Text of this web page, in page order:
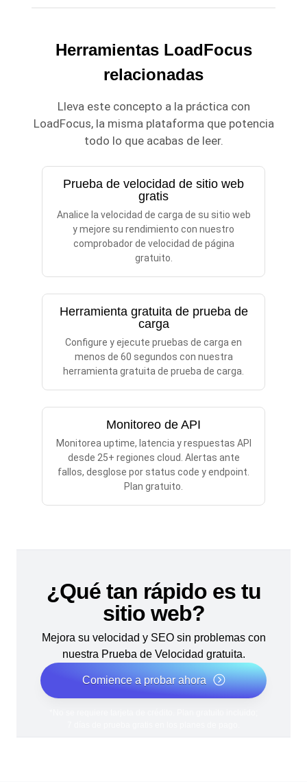
Herramientas LoadFocus
relacionadas
Lleva este concepto a la práctica con
LoadFocus, la misma plataforma que potencia
todo lo que acabas de leer.
Prueba de velocidad de sitio web
gratis
Analice la velocidad de carga de su sitio web
y mejore su rendimiento con nuestro
comprobador de velocidad de página
gratuito.
Herramienta gratuita de prueba de
carga
Configure y ejecute pruebas de carga en
menos de 60 segundos con nuestra
herramienta gratuita de prueba de carga.
Monitoreo de API
Monitorea uptime, latencia y respuestas API
desde 25+ regiones cloud. Alertas ante
fallos, desglose por status code y endpoint.
Plan gratuito.
¿Qué tan rápido es tu
sitio web?
Mejora su velocidad y SEO sin problemas con
nuestra Prueba de Velocidad gratuita.
Comience a probar ahora